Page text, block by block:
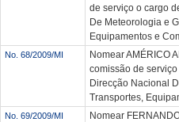
de serviço o cargo
De Meteorologia e
Equipamentos e
No. 68/2009/MI
Nomear AMÉRICO
comissão de
Direcção Nacional
Transportes,
No. 69/2009/MI
Nomear